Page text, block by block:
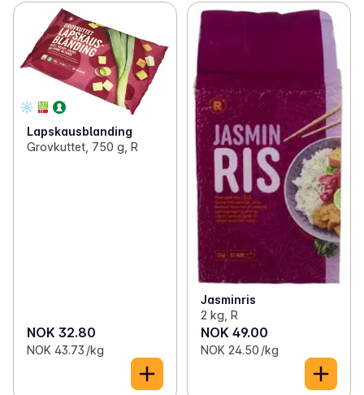
Lapskausblanding
Grovkuttet, 750 g, R
NOK 32.80
NOK 43.73 /kg
Jasminris
2 kg, R
NOK 49.00
NOK 24.50 /kg